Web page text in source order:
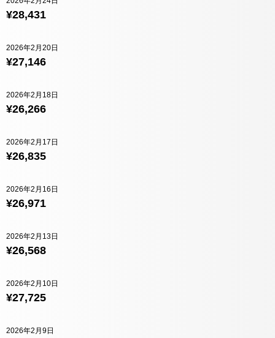
¥28,431
¥27,146
2026年2月20日
¥26,266
2026年2月18日
¥26,835
2026年2月17日
¥26,971
2026年2月16日
¥26,568
2026年2月13日
¥27,725
2026年2月10日
2026年2月9日